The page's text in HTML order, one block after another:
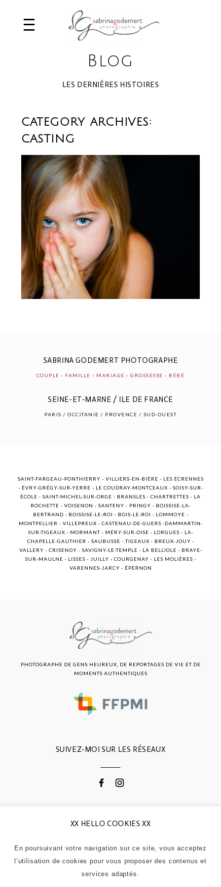
Blog
LES DERNIÈRES HISTOIRES
CATEGORY ARCHIVES:
CASTING
EDEN
SABRINA GODEMERT PHOTOGRAPHE
COUPLE - FAMILLE - MARIAGE -GROSSESSE - BÉBÉ
SEINE-ET-MARNE / ILE DE FRANCE
PARIS / OCCITANIE / PROVENCE / SUD-OUEST
SAINT-FARGEAU-PONTHIERRY - VILLIERS-EN-BIÈRE - LES ÉCRENNES
- ÉVRY-GRÉGY-SUR-YERRE - LE COUDRAY-MONTCEAUX - SOISY-SUR-
ÉCOLE - SAINT-MICHEL-SUR-ORGE - BRANSLES - CHARTRETTES - LA
ROCHETTE - VOISENON - SANTENY - PRINGY - BOISSISE-LA-
BERTRAND - BOISSISE-LE-ROI - BOIS-LE-ROI - LOMMOYE -
MONTPELLIER - VILLEPREUX - CASTENAU-DE-GUERS -DAMMARTIN-
SUR-TIGEAUX - MORMANT - MÉRY-SUR-OISE - LORGUES - LA-
CHAPELLE-GAUTHIER - SAUBUSSE - TIGEAUX - BREUX-JOUY -
VALLERY - CRISENOY - SAVIGNY-LE-TEMPLE - LA BELLIOLE - BRAYE-
SUR-MAULNE - LISSES - JUILLY - COURGENAY - LES MOLIÈRES -
VARENNES-JARCY - ÉPERNON
SUIVEZ-MOI SUR LES RÉSEAUX
PHOTOGRAPHE DE GENS HEUREUX, DE REPORTAGES DE VIE ET DE
MOMENTS AUTHENTIQUES
CONTACTEZ-MOI
0664868311
contactgodemert@gmail.com
XX HELLO COOKIES XX
En poursuivant votre navigation sur ce site, vous acceptez
l’utilisation de cookies pour vous proposer des contenus et
services adaptés.